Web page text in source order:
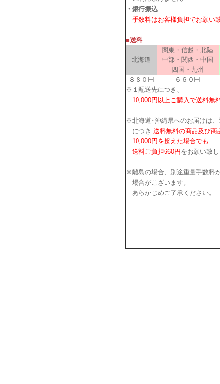
・銀行振込
手数料はお客様負担でお願い
■送料
北海道
関東・信越・北陸
中部・関西・中国
四国・九州
８８０円
６６０円
※１配送先につき、
10,000円以上ご購入で送料無
※北海道･沖縄県へのお届けは、
につき 送料無料の商品及び商
10,000円を超えた場合でも
送料ご負担660円 をお願い致
※離島の場合、別途重量手数料
場合がこざいます。
あらかじめご了承ください。